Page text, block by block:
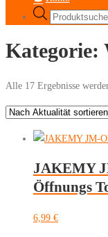
Products
Kategorie:
Alle 17 Ergebnisse
JAKEMY
Öffnungs
6,99 €